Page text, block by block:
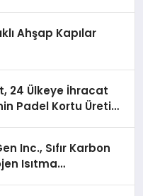
Ahşap Kapılar
24 Ülkeye İhracat
Padel Kortu Üretim
Inc., Sıfır Karbon
Isıtma